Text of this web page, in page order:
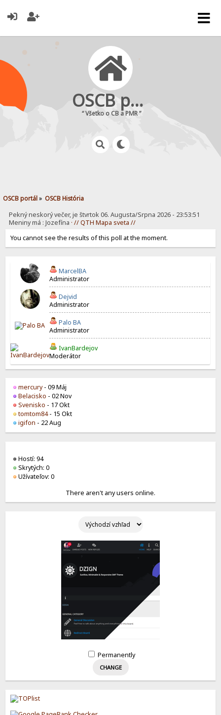
OSCB portál
“ Všetko o CB a PMR ”
OSCB portál» OSCB História
Pekný neskorý večer, je štvrtok 06. Augusta/Srpna 2026 - 23:53:51
Meniny má : Jozefína · // QTH Mapa sveta //
You cannot see the results of this poll at the moment.
MarcelBA
Administrator
Dejvid
Administrator
Palo BA
Administrator
IvanBardejov
Moderátor
mercury- 09 Máj
Belacisko - 02 Nov
Svenisko - 17 Okt
tomtom84- 15 Okt
igifon - 22 Aug
Hostí: 94
Skrytých: 0
Užívateľov: 0
There aren't any users online.
Permanently